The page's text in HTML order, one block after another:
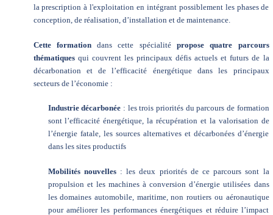
la prescription à l'exploitation en intégrant possiblement les phases de
conception, de réalisation, d’installation et de maintenance.
Cette formationdans cette spécialité propose quatre parcours
thématiquesqui couvrent les principaux défis actuels et futurs de la
décarbonation et de l’efficacité énergétique dans les principaux
secteurs de l’économie :
Industrie décarbonée : les trois priorités du parcours de formation
sont l’efficacité énergétique, la récupération et la valorisation de
l’énergie fatale, les sources alternatives et décarbonées d’énergie
dans les sites productifs
Mobilités nouvelles: les deux priorités de ce parcours sont la
propulsion et les machines à conversion d’énergie utilisées dans
les domaines automobile, maritime, non routiers ou aéronautique
pour améliorer les performances énergétiques et réduire l’impact